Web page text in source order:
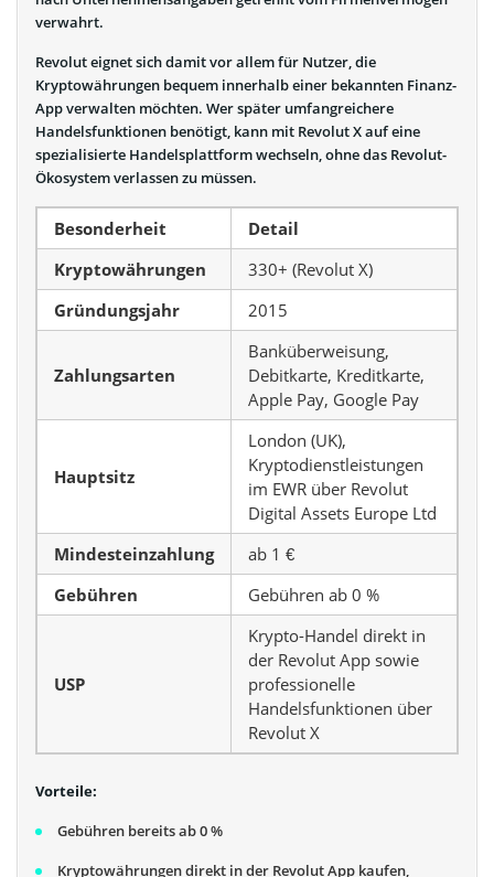
verwahrt.
Revolut eignet sich damit vor allem für Nutzer, die
Kryptowährungen bequem innerhalb einer bekannten Finanz-
App verwalten möchten. Wer später umfangreichere
Handelsfunktionen benötigt, kann mit Revolut X auf eine
spezialisierte Handelsplattform wechseln, ohne das Revolut-
Ökosystem verlassen zu müssen.
Besonderheit
Detail
Kryptowährungen
330+ (Revolut X)
Gründungsjahr
2015
Zahlungsarten
Banküberweisung,
Debitkarte, Kreditkarte,
Apple Pay, Google Pay
Hauptsitz
London (UK),
Kryptodienstleistungen
im EWR über Revolut
Digital Assets Europe Ltd
Mindesteinzahlung
ab 1 €
Gebühren
Gebühren ab 0 %
USP
Krypto-Handel direkt in
der Revolut App sowie
professionelle
Handelsfunktionen über
Revolut X
Vorteile:
Gebühren bereits ab 0 %
Kryptowährungen direkt in der Revolut App kaufen,